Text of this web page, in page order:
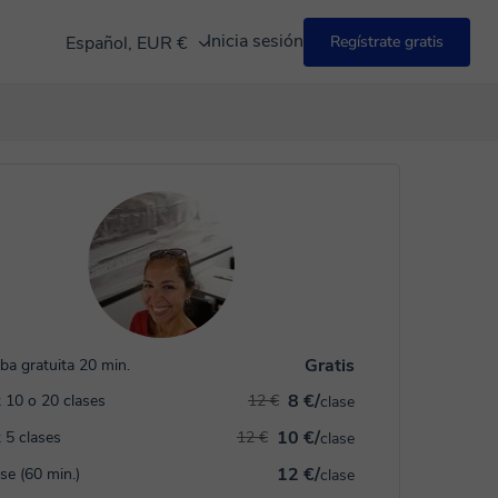
Español, EUR € Inicia sesión Regístrate gratis
gratuita 20 min. Gratis
10 o 20 clases 8 €/clase
12 €
5 clases
10 €/clase
12 €
(60 min.)
12 €/clase